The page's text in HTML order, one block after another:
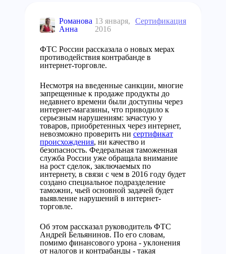
Романова
Анна
13 января,
2016
Сертификация
ФТС России рассказала о новых мерах
противодействия контрабанде в
интернет-торговле.
Несмотря на введенные санкции, многие
запрещенные к продаже продукты до
недавнего времени были доступны через
интернет-магазины, что приводило к
серьезным нарушениям: зачастую у
товаров, приобретенных через интернет,
невозможно проверить ни сертификат
происхождения, ни качество и
безопасность. Федеральная таможенная
служба России уже обращала внимание
на рост сделок, заключаемых по
интернету, в связи с чем в 2016 году будет
создано специальное подразделение
таможни, чьей основной задачей будет
выявление нарушений в интернет-
торговле.
Об этом рассказал руководитель ФТС
Андрей Бельянинов. По его словам,
помимо финансового урона - уклонения
от налогов и контрабанды - такая